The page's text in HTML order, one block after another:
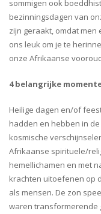
sommigen ook
bezinningsdagen van
zijn geraakt, omdat men
ons leuk om je te
onze Afrikaanse
4 belangrijke
Heilige dagen en/of
hadden en hebben in
kosmische
Afrikaanse spirituele/
hemellichamen en met
krachten uitoefenen op
als mensen. De zon
waren transformerende